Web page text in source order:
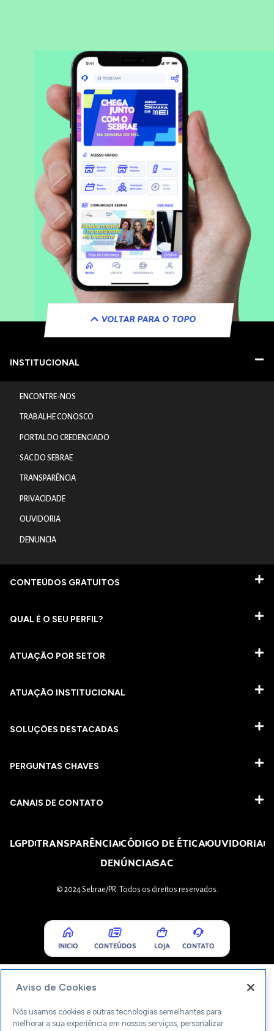
VOLTAR PARA O TOPO
INSTITUCIONAL
ENCONTRE-NOS
TRABALHE CONOSCO
PORTAL DO CREDENCIADO
SAC DO SEBRAE
TRANSPARÊNCIA
PRIVACIDADE
OUVIDORIA
DENUNCIA
CONTEÚDOS GRATUITOS
QUAL É O SEU PERFIL?
ATUAÇÃO POR SETOR
ATUAÇÃO INSTITUCIONAL
SOLUÇÕES DESTACADAS
PERGUNTAS CHAVES​
CANAIS DE CONTATO
LGPDTRANSPARÊNCIACÓDIGO DE ÉTICAOUVIDORIA
DENÚNCIASAC
© 2024 Sebrae/PR. Todos os direitos reservados.
INICIO CONTEÚDOS LOJA CONTATO
Aviso de Cookies
Nós usamos cookies e outras tecnologias semelhantes para
melhorar a sua experiência em nossos serviços, personalizar